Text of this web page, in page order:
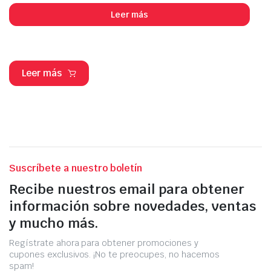
Leer más
Leer más
Suscríbete a nuestro boletín
Recibe nuestros email para obtener
información sobre novedades, ventas
y mucho más.
Regístrate ahora para obtener promociones y
cupones exclusivos. ¡No te preocupes, no hacemos
spam!